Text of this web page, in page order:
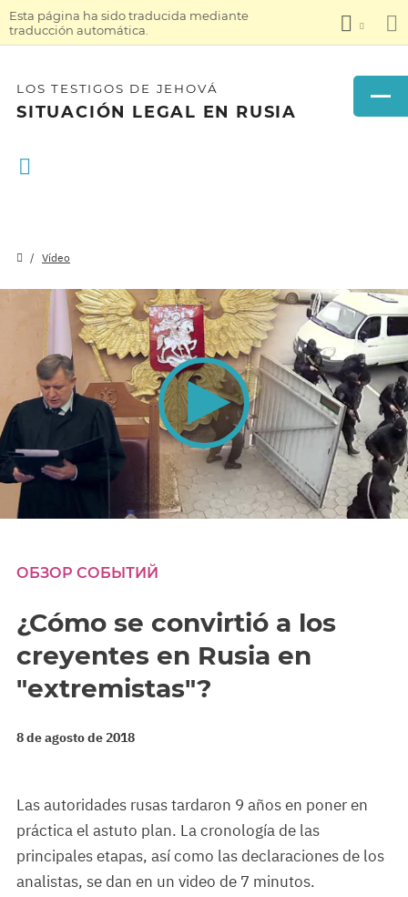
Esta página ha sido traducida mediante
traducción automática.
LOS TESTIGOS DE JEHOVÁ
SITUACIÓN LEGAL EN RUSIA
Vídeo
seconds
ОБЗОР СОБЫТИЙ
¿Cómo se convirtió a los
creyentes en Rusia en
"extremistas"?
8 de agosto de 2018
Las autoridades rusas tardaron 9 años en poner en
práctica el astuto plan. La cronología de las
principales etapas, así como las declaraciones de los
analistas, se dan en un video de 7 minutos.